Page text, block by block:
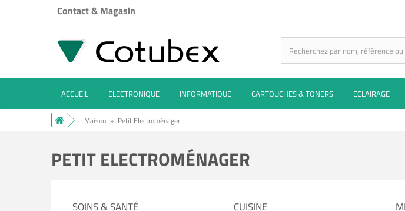
Contact & Magasin
ACCUEIL ELECTRONIQUE INFORMATIQUE CARTOUCHES & TONERS ECLAIRAGE
Maison » Petit Electroménager
PETIT ELECTROMÉNAGER
SOINS & SANTÉ CUISINE